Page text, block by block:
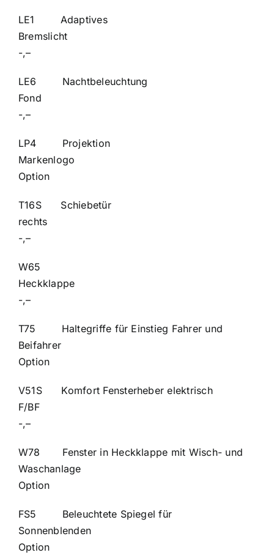
LE1 Adaptives
-,–
LE6 Nachtbeleuchtung
-,–
LP4 Projektion
Option
T16S Schiebetür
-,–
W65
-,–
T75 Haltegriffe für Einstieg Fahrer und
Beifahrer
Option
V51S Komfort Fensterheber elektrisch
F/
-,–
W78 Fenster in Heckklappe mit Wisch- und
Waschanlage
Option
FS5 Beleuchtete Spiegel für
Option